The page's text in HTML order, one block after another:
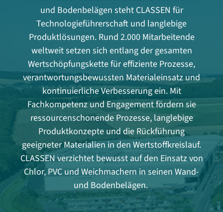
und Bodenbelägen steht CLASSEN für
Technologieführerschaft und langlebige
Produktlösungen. Rund 2.000 Mitarbeitende
weltweit setzen sich entlang der gesamten
Wertschöpfungskette für effiziente Prozesse,
verantwortungsbewussten Materialeinsatz und
kontinuierliche Verbesserung ein. Mit
Fachkompetenz und Engagement fördern sie
ressourcenschonende Prozesse, langlebige
Produktkonzepte und die Rückführung
geeigneter Materialien in den Wertstoffkreislauf.
CLASSEN verzichtet bewusst auf den Einsatz von
Chlor, PVC und Weichmachern in seinen Wand-
und Bodenbelägen.